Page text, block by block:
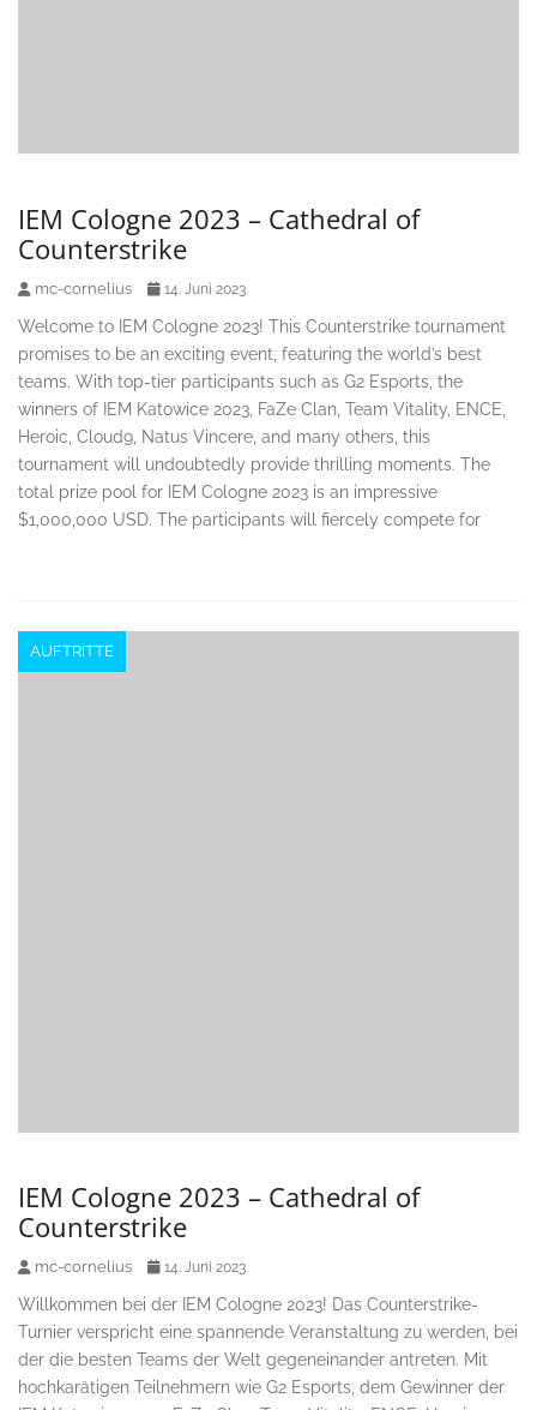
IEM Cologne 2023 – Cathedral of
Counterstrike
mc-cornelius 14. Juni 2023
Welcome to IEM Cologne 2023! This Counterstrike tournament
promises to be an exciting event, featuring the world’s best
teams. With top-tier participants such as G2 Esports, the
winners of IEM Katowice 2023, FaZe Clan, Team Vitality, ENCE,
Heroic, Cloud9, Natus Vincere, and many others, this
tournament will undoubtedly provide thrilling moments. The
total prize pool for IEM Cologne 2023 is an impressive
$1,000,000 USD. The participants will fiercely compete for
AUFTRITTE
IEM Cologne 2023 – Cathedral of
Counterstrike
mc-cornelius 14. Juni 2023
Willkommen bei der IEM Cologne 2023! Das Counterstrike-
Turnier verspricht eine spannende Veranstaltung zu werden, bei
der die besten Teams der Welt gegeneinander antreten. Mit
hochkarätigen Teilnehmern wie G2 Esports, dem Gewinner der